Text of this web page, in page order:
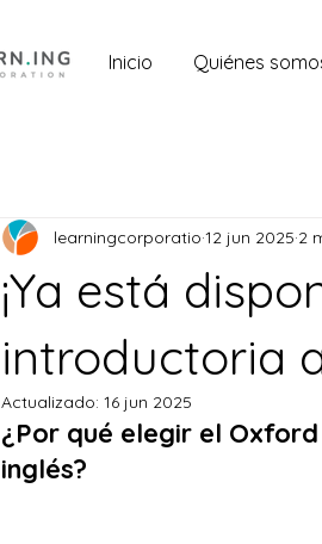
Inicio Quiénes
¡Ya está
introductoria
learningcorporatio 12 jun 2025 2
Actualizado: 16 jun 2025
¿Por qué elegir el
inglés?